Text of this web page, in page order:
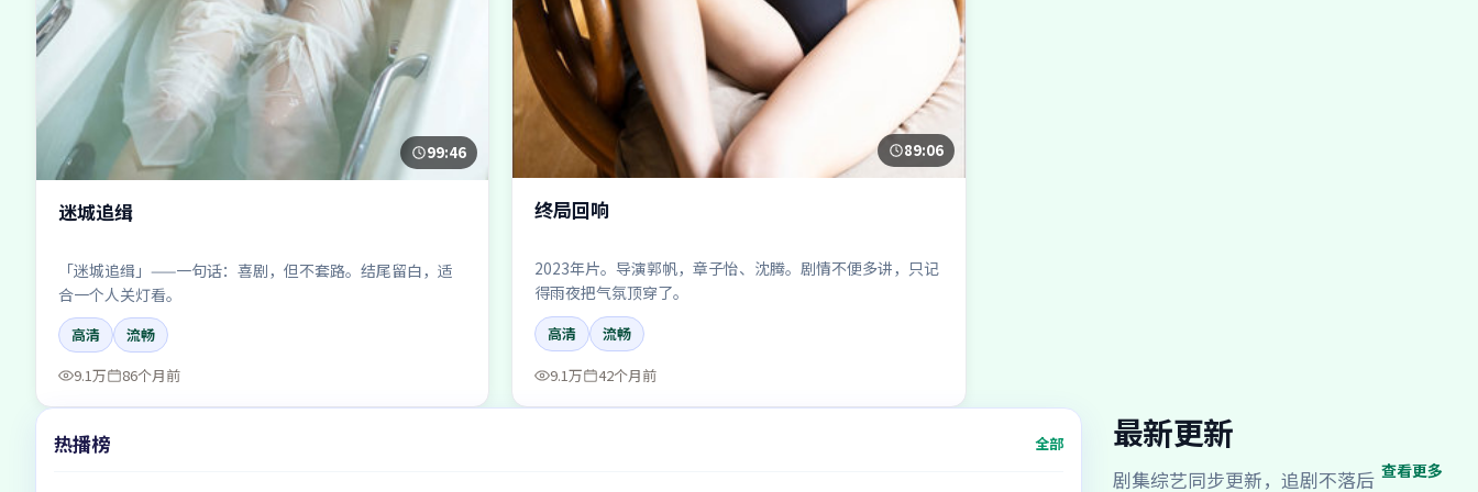
99:46
迷城追缉
「迷城追缉」——一句话：喜剧，但不套路。结尾留白，适
合一个人关灯看。
高清
流畅
9.1万
86个月前
89:06
终局回响
2023年片。导演郭帆，章子怡、沈腾。剧情不便多讲，只记
得雨夜把气氛顶穿了。
高清 流畅
9.1万 42个月前
热播榜 全部 最新更新
剧集综艺同步更新，追剧不落后 查看更多